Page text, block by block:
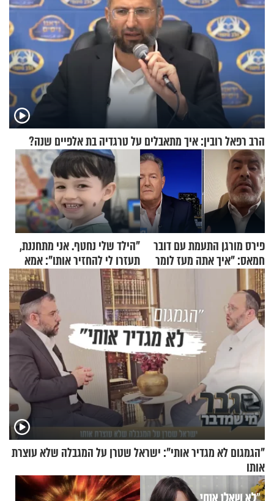
הרב רפאל רובין: איך מתאבלים על טרגדיה בת אלפיים שנה?
פירס מורגן התעמת עם דובר
חמאס: "איך אתה מעז לומר
שלא ביצעתם פשעי מלחמה?!"
"הילד שלי נחטף. אני מתחננת,
תעזרו לי להחזיר אותו": אמא
של יובל בן ה-4 בריאיון דומע
"הגמגום לא מגדיר אותי": ישראל שטרן על המגבלה שלא עוצרת
אותו